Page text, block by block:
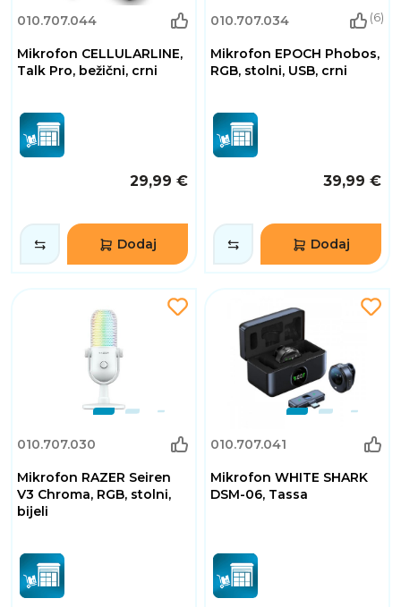
010.707.044
Mikrofon CELLULARLINE,
Talk Pro, bežični, crni
29,99 €
Dodaj
010.707.034 (6)
Mikrofon EPOCH Phobos,
RGB, stolni, USB, crni
39,99 €
Dodaj
010.707.030
Mikrofon RAZER Seiren
V3 Chroma, RGB, stolni,
bijeli
010.707.041
Mikrofon WHITE SHARK
DSM-06, Tassa